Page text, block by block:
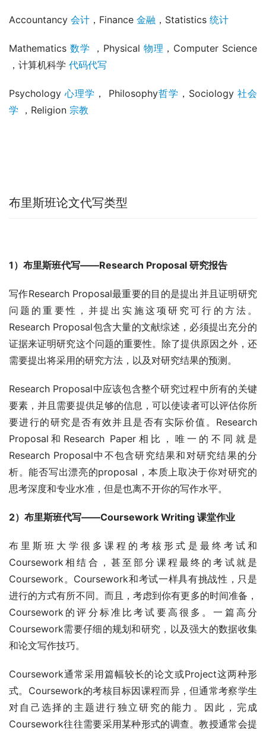
Accountancy 会计 ，Finance 金融 ，Statistics 统计
Mathematics 数学 ，Physical 物理 ，Computer Science
，计算机科学 代码代写
Psychology 心理学 ， Philosophy哲学 ，Sociology 社会
学 ，Religion 宗教
布里斯班论文代写类型
1）布里斯班代写——Research Proposal 研究报告
写作Research Proposal最重要的目的是提出并且证明研究
问题的重要性，并提出实施这项研究可行的方法。
Research Proposal包含大量的文献综述，必须提出充分的
证据来证明研究这个问题的重要性。除了提供原因之外，还
需要提出将采用的研究方法，以及对研究结果的预测。
Research Proposal中应该包含整个研究过程中所有的关键
要素，并且需要提供足够的信息，可以使读者可以评估你所
要进行的研究是否有效并且是否有实际价值。Research
Proposal和Research Paper相比，唯一的不同就是
Research Proposal中不包含研究结果和对研究结果的分
析。能否写出漂亮的proposal，本质上取决于你对研究的
思考深度和专业水准，但是也离不开你的写作水平。
2）布里斯班代写——Coursework Writing 课堂作业
布里斯班大学很多课程的考核形式是最终考试和
Coursework相结合，甚至部分课程最终的考试就是
Coursework。Coursework和考试一样具有挑战性，只是
进行的方式有所不同。而且，考虑到你有更多的时间准备，
Coursework的评分标准比考试要高很多。一篇高分
Coursework需要仔细的规划和研究，以及强大的数据收集
和论文写作技巧。
Coursework通常采用篇幅较长的论文或Project这两种形
式。Coursework的考核目标因课程而异，但通常考察学生
对自己选择的主题进行独立研究的能力。因此，完成
Coursework往往需要采用某种形式的调查。教授通常会提